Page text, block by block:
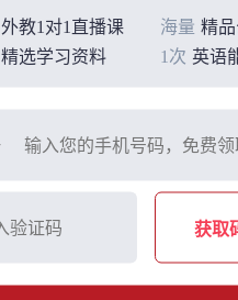
外教1对1直播课 海量 精
精选学习资料 1次 英语
获取